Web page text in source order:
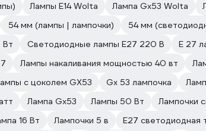
Лампы E14 Wolta Лампа Gx53 Wolta
54 мм (лампы | лампочки) 54 мм
Вт Светодиодные лампы E27 220 В E 27
Лампы накаливания мощностью 40 вт
с цоколем GX53 Gx 53 лампочка
Лампа Gx53 Лампы 50 Вт Лампочки
16 Вт Лампочки 5 в E27 светодиодная